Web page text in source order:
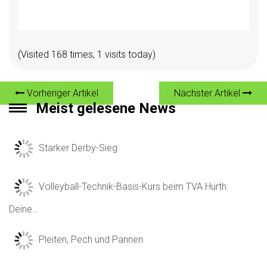
(Visited 168 times, 1 visits today)
Vorheriger Artikel Nächster Artikel
Meist gelesene News
Starker Derby-Sieg
Volleyball-Technik-Basis-Kurs beim TVA Hürth:
Deine…
Pleiten, Pech und Pannen